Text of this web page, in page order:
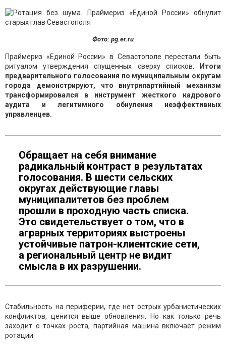
Фото: pg.er.ru
Праймериз «Единой России» в Севастополе перестали быть
ритуалом утверждения спущенных сверху списков.
Итоги
предварительного голосования по муниципальным округам
города демонстрируют, что внутрипартийный механизм
трансформировался в инструмент жесткого кадрового
аудита и легитимного обнуления неэффективных
управленцев.
Обращает на себя внимание
радикальный контраст в результатах
голосования. В шести сельских
округах действующие главы
муниципалитетов без проблем
прошли в проходную часть списка.
Это свидетельствует о том, что в
аграрных территориях выстроены
устойчивые патрон-клиентские сети,
а региональный центр не видит
смысла в их разрушении.
Стабильность на периферии, где нет острых урбанистических
конфликтов, ценится выше обновления. Но как только речь
заходит о точках роста, партийная машина включает режим
ротации.